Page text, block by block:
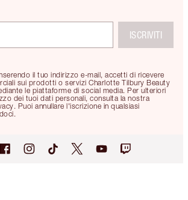
il tuo indirizzo e-mail, accetti di ricevere
sui prodotti o servizi Charlotte Tilbury Beauty
le piattaforme di social media. Per ulteriori
dei tuoi dati personali, consulta la nostra
Puoi annullare l'iscrizione in qualsiasi
ISCRIVITI